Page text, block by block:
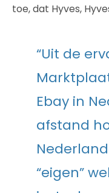
toe, dat Hyves,
“Uit de
Ebay in
afstand
“eigen”